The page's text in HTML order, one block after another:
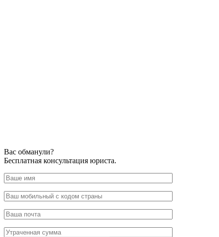
Вас обманули?
Бесплатная консультация юриста.